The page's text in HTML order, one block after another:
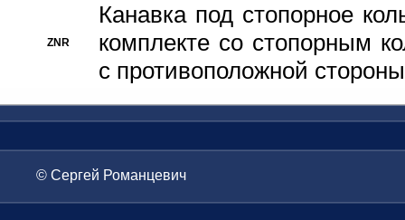
ZNR
Канавка под стопорное
комплекте со стопорным
с противоположной стороны
© Сергей Романцевич